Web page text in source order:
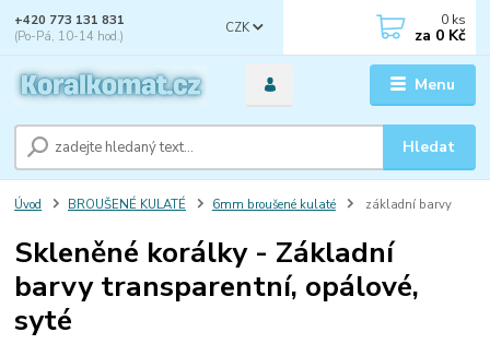
Menu
CZK
Hledat
+420 773 131 831
(Po-Pá, 10-14 hod.)
0 ks
za 0 Kč
Úvod BROUŠENÉ KULATÉ 6mm broušené kulaté základní barvy
Skleněné korálky - Základní
barvy transparentní, opálové,
syté